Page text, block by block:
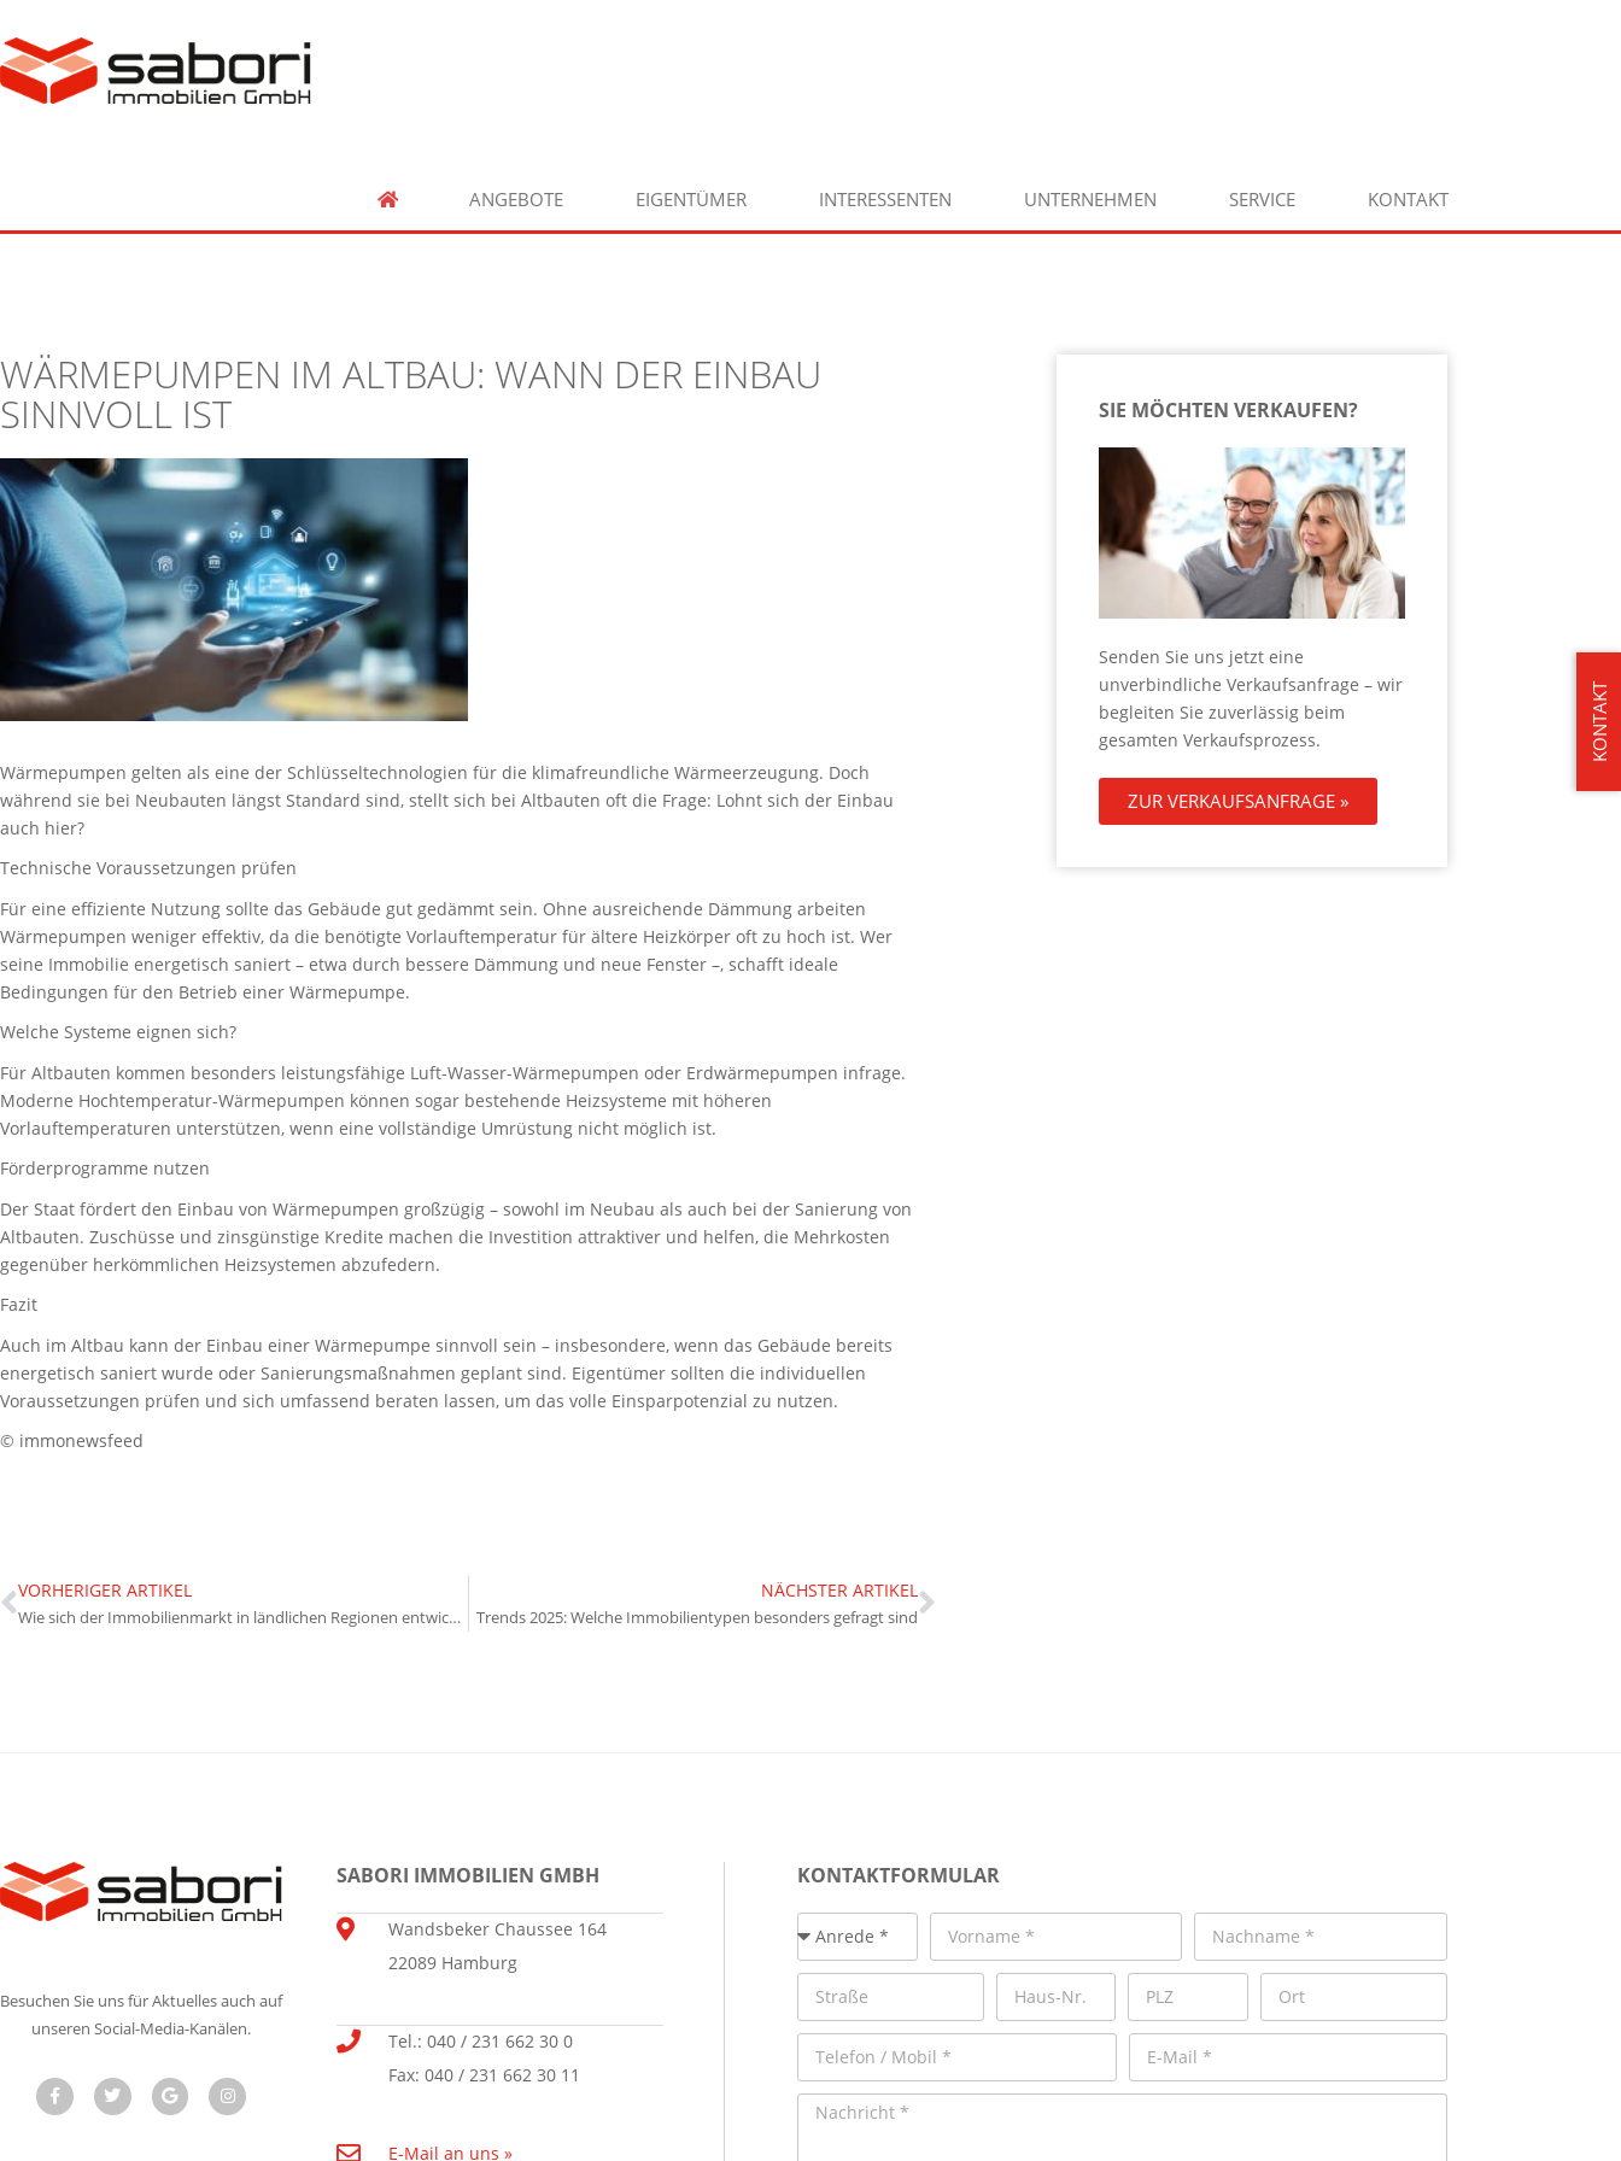
KONTAKT
ANGEBOTE EIGENTÜMER INTERESSENTEN UNTERNEHMEN SERVICE KONTAKT
WÄRMEPUMPEN IM ALTBAU: WANN DER EINBAU
SINNVOLL IST
Wärmepumpen gelten als eine der Schlüsseltechnologien für die klimafreundliche Wärmeerzeugung. Doch
während sie bei Neubauten längst Standard sind, stellt sich bei Altbauten oft die Frage: Lohnt sich der Einbau
auch hier?
Technische Voraussetzungen prüfen
Für eine effiziente Nutzung sollte das Gebäude gut gedämmt sein. Ohne ausreichende Dämmung arbeiten
Wärmepumpen weniger effektiv, da die benötigte Vorlauftemperatur für ältere Heizkörper oft zu hoch ist. Wer
seine Immobilie energetisch saniert – etwa durch bessere Dämmung und neue Fenster –, schafft ideale
Bedingungen für den Betrieb einer Wärmepumpe.
Welche Systeme eignen sich?
Für Altbauten kommen besonders leistungsfähige Luft-Wasser-Wärmepumpen oder Erdwärmepumpen infrage.
Moderne Hochtemperatur-Wärmepumpen können sogar bestehende Heizsysteme mit höheren
Vorlauftemperaturen unterstützen, wenn eine vollständige Umrüstung nicht möglich ist.
Förderprogramme nutzen
Der Staat fördert den Einbau von Wärmepumpen großzügig – sowohl im Neubau als auch bei der Sanierung von
Altbauten. Zuschüsse und zinsgünstige Kredite machen die Investition attraktiver und helfen, die Mehrkosten
gegenüber herkömmlichen Heizsystemen abzufedern.
Fazit
Auch im Altbau kann der Einbau einer Wärmepumpe sinnvoll sein – insbesondere, wenn das Gebäude bereits
energetisch saniert wurde oder Sanierungsmaßnahmen geplant sind. Eigentümer sollten die individuellen
Voraussetzungen prüfen und sich umfassend beraten lassen, um das volle Einsparpotenzial zu nutzen.
© immonewsfeed
VORHERIGER ARTIKEL
Wie sich der Immobilienmarkt in ländlichen Regionen entwickelt
NÄCHSTER ARTIKEL
Trends 2025: Welche Immobilientypen besonders gefragt sind
SIE MÖCHTEN VERKAUFEN?
Senden Sie uns jetzt eine
unverbindliche Verkaufsanfrage – wir
begleiten Sie zuverlässig beim
gesamten Verkaufsprozess.
ZUR VERKAUFSANFRAGE »
Besuchen Sie uns für Aktuelles auch auf
unseren Social-Media-Kanälen.
SABORI IMMOBILIEN GMBH
Wandsbeker Chaussee 164
22089 Hamburg
Tel.: 040 / 231 662 30 0
Fax: 040 / 231 662 30 11
E-Mail an uns »
KONTAKTFORMULAR